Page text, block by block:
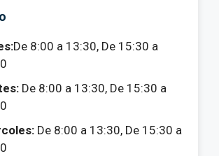
De 8:00 a 13:30, De 15:30 a
De 8:00 a 13:30, De 15:30 a
De 8:00 a 13:30, De 15:30 a